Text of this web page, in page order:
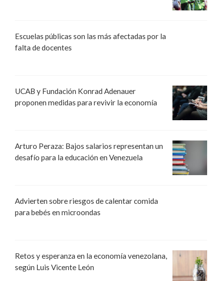
Escuelas públicas son las más afectadas por la
falta de docentes
UCAB y Fundación Konrad Adenauer
proponen medidas para revivir la economía
Arturo Peraza: Bajos salarios representan un
desafío para la educación en Venezuela
Advierten sobre riesgos de calentar comida
para bebés en microondas
Retos y esperanza en la economía venezolana,
según Luis Vicente León